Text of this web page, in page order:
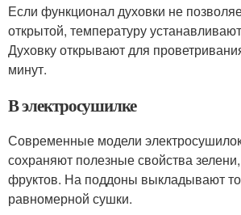
Если функционал духовки не
открытой, температуру
Духовку открывают для
минут.
В электросушилке
Современные модели
сохраняют полезные свойства
фруктов. На поддоны выкладывают
равномерной сушки.